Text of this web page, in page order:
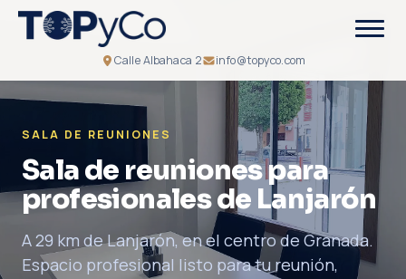
Calle Albahaca 2 info@topyco.com
SALA DE REUNIONES
Sala de reuniones para
profesionales de Lanjarón
A 29 km de Lanjarón, en el centro de Granada.
Espacio profesional listo para tu reunión,